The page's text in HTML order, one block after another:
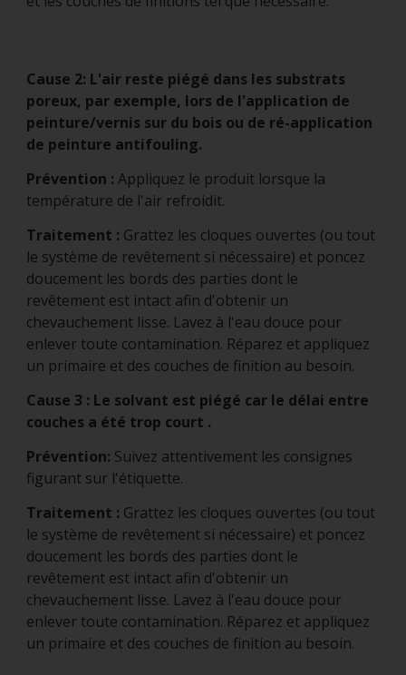
Cause 2: L'air reste piégé dans les substrats
poreux, par exemple, lors de l'application de
peinture/vernis sur du bois ou de ré-application
de peinture antifouling.
Prévention : Appliquez le produit lorsque la
température de l'air refroidit.
Traitement : Grattez les cloques ouvertes (ou tout
le système de revêtement si nécessaire) et poncez
doucement les bords des parties dont le
revêtement est intact afin d'obtenir un
chevauchement lisse. Lavez à l'eau douce pour
enlever toute contamination. Réparez et appliquez
un primaire et des couches de finition au besoin.
Cause 3 : Le solvant est piégé car le délai entre
couches a été trop court .
Prévention: Suivez attentivement les consignes
figurant sur l'étiquette.
Traitement : Grattez les cloques ouvertes (ou tout
le système de revêtement si nécessaire) et poncez
doucement les bords des parties dont le
revêtement est intact afin d'obtenir un
chevauchement lisse. Lavez à l'eau douce pour
enlever toute contamination. Réparez et appliquez
un primaire et des couches de finition au besoin.